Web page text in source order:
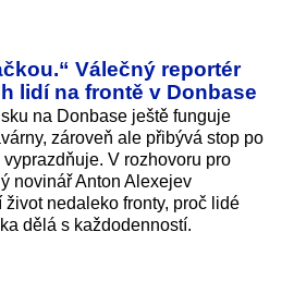
Válečný reportér
lidí na frontě v Donbase
na Donbase ještě funguje
zároveň ale přibývá stop po
V rozhovoru pro
novinář Anton Alexejev
nedaleko fronty, proč lidé
dělá s každodenností.